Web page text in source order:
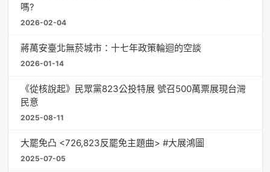
嗎?
2026-02-04
蔣萬安臺北無菸城市：十七年政策輪迴的空談
2026-01-14
《從核說起》民眾黨823公投特展 號召500萬票展現台灣
民意
2025-08-11
大罷免凸 <726,823反罷免主題曲> #大展鴻圖
2025-07-05